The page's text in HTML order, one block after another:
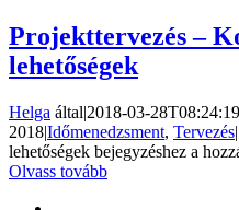
Projekttervezés –
lehetőségek
Helga által|2018-03-
2018|Időmenedzsment, Tervezés|
lehetőségek bejegyzéshez a
Olvass tovább